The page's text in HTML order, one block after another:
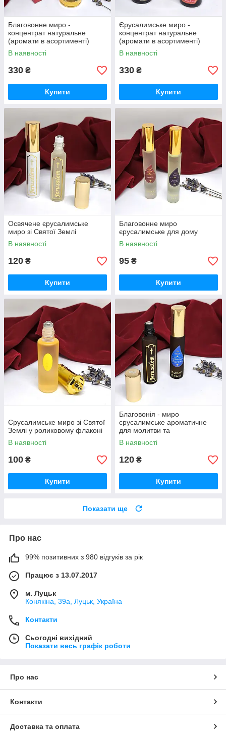
Благовонне миро -
концентрат натуральне
(аромати в асортименті)
В наявності
330 ₴
Купити
Єрусалимське миро -
концентрат натуральне
(аромати в асортименті)
В наявності
330 ₴
Купити
Освячене єрусалимське
миро зі Святої Землі
В наявності
120 ₴
Купити
Благовонне миро
єрусалимське для дому
В наявності
95 ₴
Купити
Єрусалимське миро зі Святої
Землі у роликовому флаконі
В наявності
100 ₴
Купити
Благовонія - миро
єрусалимське ароматичне
для молитви та
благословення
В наявності
120 ₴
Купити
Показати ще
Про нас
99% позитивних з 980 відгуків за рік
Працює з 13.07.2017
м. Луцьк
Конякіна, 39а, Луцьк, Україна
Контакти
Сьогодні вихідний
Показати весь графік роботи
Про нас
Контакти
Доставка та оплата